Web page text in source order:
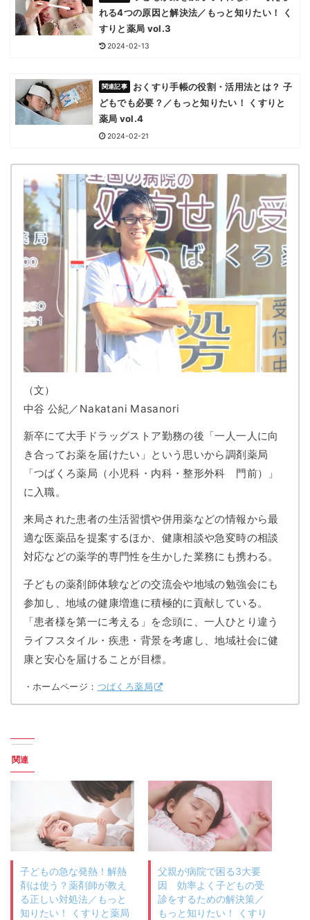
れる4つの原因と解決法／もっと知りたい！ く
すりと薬局 vol.3
2024-02-13
おくすり手帳の役割・活用法とは？ 子
どもでも必要？／もっと知りたい！ くすりと
薬局 vol.4
2024-02-21
（文）
中谷 公紀／Nakatani Masanori
新卒にて大手ドラッグストア勤務の後「一人一人に向
き合ってお薬を届けたい」という思いから調剤薬局
「つばくろ薬局（小児科・内科・整形外科 門前）」
に入職。
来局された患者の生活習慣や併用薬などの情報から最
適な医薬品を提案するほか、 健康相談や急変時の相談
対応などの薬学的専門性を生かした業務にも携わる。
子どもの薬剤師体験などの交流会や地域の勉強会にも
参加し、地域の健康増進に積極的に貢献している。
「患者様を第一に考える」を念頭に、一人ひとり違う
ライフスタイル・疾患・背景を考慮し、地域社会に健
康と安心を届けることが目標。
・ホームページ： つばくろ薬局
関連
子どもの急な発熱！解熱
剤は使う？薬剤師が教え
る正しい対処法／もっと
知りたい！ くすりと薬局
父親が病院で困る3大要
因 効率よく子どもの受
診をするための解決策／
もっと知りたい！ くすり